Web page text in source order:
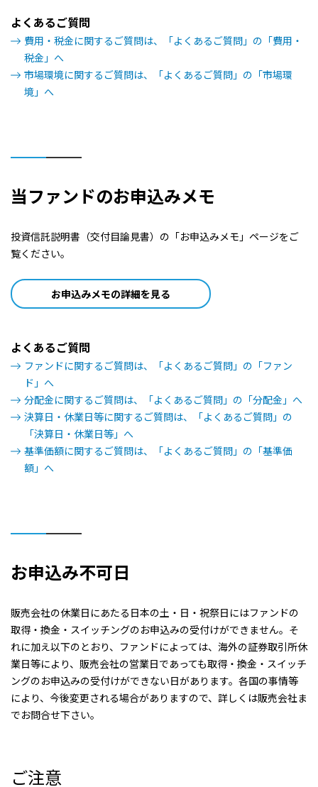
よくあるご質問
費用・税金に関するご質問は、「よくあるご質問」の「費用・
税金」へ
市場環境に関するご質問は、「よくあるご質問」の「市場環
境」へ
当ファンドのお申込みメモ
投資信託説明書（交付目論見書）の「お申込みメモ」ページをご
覧ください。
お申込みメモの詳細を見る
よくあるご質問
ファンドに関するご質問は、「よくあるご質問」の「ファン
ド」へ
分配金に関するご質問は、「よくあるご質問」の「分配金」へ
決算日・休業日等に関するご質問は、「よくあるご質問」の
「決算日・休業日等」へ
基準価額に関するご質問は、「よくあるご質問」の「基準価
額」へ
お申込み不可日
販売会社の休業日にあたる日本の土・日・祝祭日にはファンドの
取得・換金・スイッチングのお申込みの受付けができません。そ
れに加え以下のとおり、ファンドによっては、海外の証券取引所休
業日等により、販売会社の営業日であっても取得・換金・スイッチ
ングのお申込みの受付けができない日があります。各国の事情等
により、今後変更される場合がありますので、詳しくは販売会社ま
でお問合せ下さい。
ご注意